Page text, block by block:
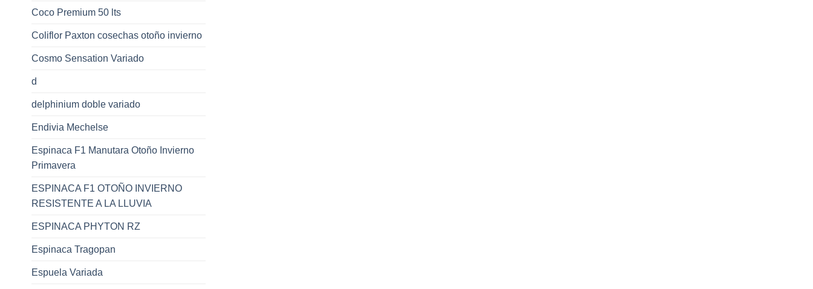
Coco Premium 50 lts
Coliflor Paxton cosechas otoño invierno
Cosmo Sensation Variado
d
delphinium doble variado
Endivia Mechelse
Espinaca F1 Manutara Otoño Invierno
Primavera
ESPINACA F1 OTOÑO INVIERNO
RESISTENTE A LA LLUVIA
ESPINACA PHYTON RZ
Espinaca Tragopan
Espuela Variada